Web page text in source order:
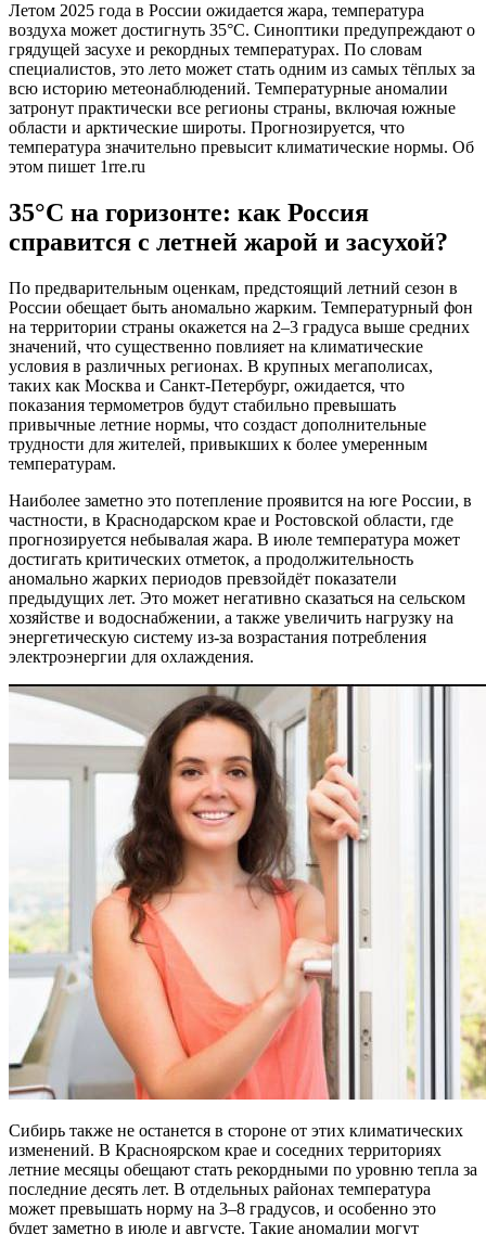
Летом 2025 года в России ожидается жара, температура
воздуха может достигнуть 35°C. Синоптики предупреждают о
грядущей засухе и рекордных температурах. По словам
специалистов, это лето может стать одним из самых тёплых за
всю историю метеонаблюдений. Температурные аномалии
затронут практически все регионы страны, включая южные
области и арктические широты. Прогнозируется, что
температура значительно превысит климатические нормы. Об
этом пишет 1rre.ru
35°C на горизонте: как Россия
справится с летней жарой и засухой?
По предварительным оценкам, предстоящий летний сезон в
России обещает быть аномально жарким. Температурный фон
на территории страны окажется на 2–3 градуса выше средних
значений, что существенно повлияет на климатические
условия в различных регионах. В крупных мегаполисах,
таких как Москва и Санкт-Петербург, ожидается, что
показания термометров будут стабильно превышать
привычные летние нормы, что создаст дополнительные
трудности для жителей, привыкших к более умеренным
температурам.
Наиболее заметно это потепление проявится на юге России, в
частности, в Краснодарском крае и Ростовской области, где
прогнозируется небывалая жара. В июле температура может
достигать критических отметок, а продолжительность
аномально жарких периодов превзойдёт показатели
предыдущих лет. Это может негативно сказаться на сельском
хозяйстве и водоснабжении, а также увеличить нагрузку на
энергетическую систему из-за возрастания потребления
электроэнергии для охлаждения.
Сибирь также не останется в стороне от этих климатических
изменений. В Красноярском крае и соседних территориях
летние месяцы обещают стать рекордными по уровню тепла за
последние десять лет. В отдельных районах температура
может превышать норму на 3–8 градусов, и особенно это
будет заметно в июле и августе. Такие аномалии могут